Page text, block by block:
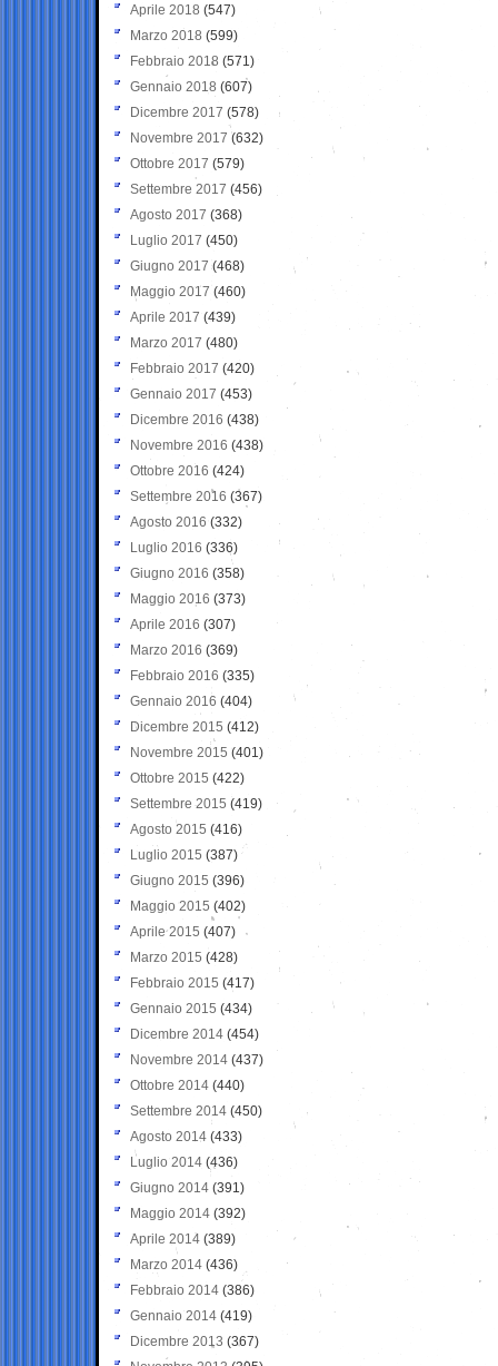
Aprile 2018 (547)
Marzo 2018 (599)
Febbraio 2018 (571)
Gennaio 2018 (607)
Dicembre 2017 (578)
Novembre 2017 (632)
Ottobre 2017 (579)
Settembre 2017 (456)
Agosto 2017 (368)
Luglio 2017 (450)
Giugno 2017 (468)
Maggio 2017 (460)
Aprile 2017 (439)
Marzo 2017 (480)
Febbraio 2017 (420)
Gennaio 2017 (453)
Dicembre 2016 (438)
Novembre 2016 (438)
Ottobre 2016 (424)
Settembre 2016 (367)
Agosto 2016 (332)
Luglio 2016 (336)
Giugno 2016 (358)
Maggio 2016 (373)
Aprile 2016 (307)
Marzo 2016 (369)
Febbraio 2016 (335)
Gennaio 2016 (404)
Dicembre 2015 (412)
Novembre 2015 (401)
Ottobre 2015 (422)
Settembre 2015 (419)
Agosto 2015 (416)
Luglio 2015 (387)
Giugno 2015 (396)
Maggio 2015 (402)
Aprile 2015 (407)
Marzo 2015 (428)
Febbraio 2015 (417)
Gennaio 2015 (434)
Dicembre 2014 (454)
Novembre 2014 (437)
Ottobre 2014 (440)
Settembre 2014 (450)
Agosto 2014 (433)
Luglio 2014 (436)
Giugno 2014 (391)
Maggio 2014 (392)
Aprile 2014 (389)
Marzo 2014 (436)
Febbraio 2014 (386)
Gennaio 2014 (419)
Dicembre 2013 (367)